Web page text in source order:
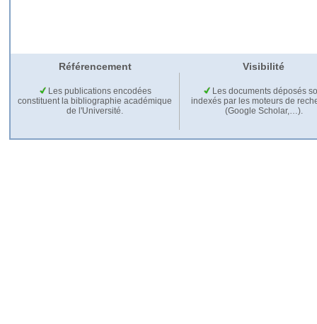
Référencement Visibilité
Les publications encodées
constituent la bibliographie académique
de l'Université.
Les documents déposés
indexés par les moteurs de
(Google Scholar,…).